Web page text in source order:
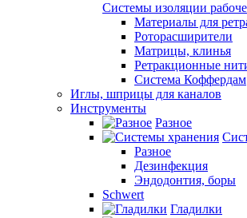
Системы изоляции
Материалы для
Роторасширители
Матрицы, клинья
Ретракционные
Система Коффердам
Иглы, шприцы для каналов
Инструменты
Разное
Разное
Дезинфекция
Эндодонтия, боры
Schwert
Гладилки